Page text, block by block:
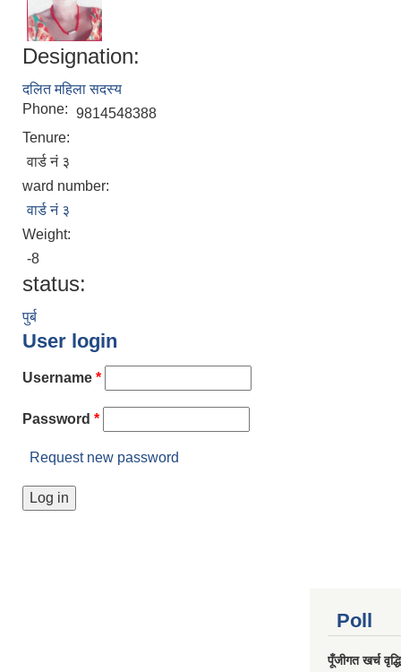
Designation:
दलित महिला सदस्य
Phone: 9814548388
Tenure:
वार्ड नं ३
ward number:
वार्ड नं ३
Weight:
-8
status:
पुर्ब
User login
Username *
Password *
Request new password
Poll
पूँजीगत खर्च